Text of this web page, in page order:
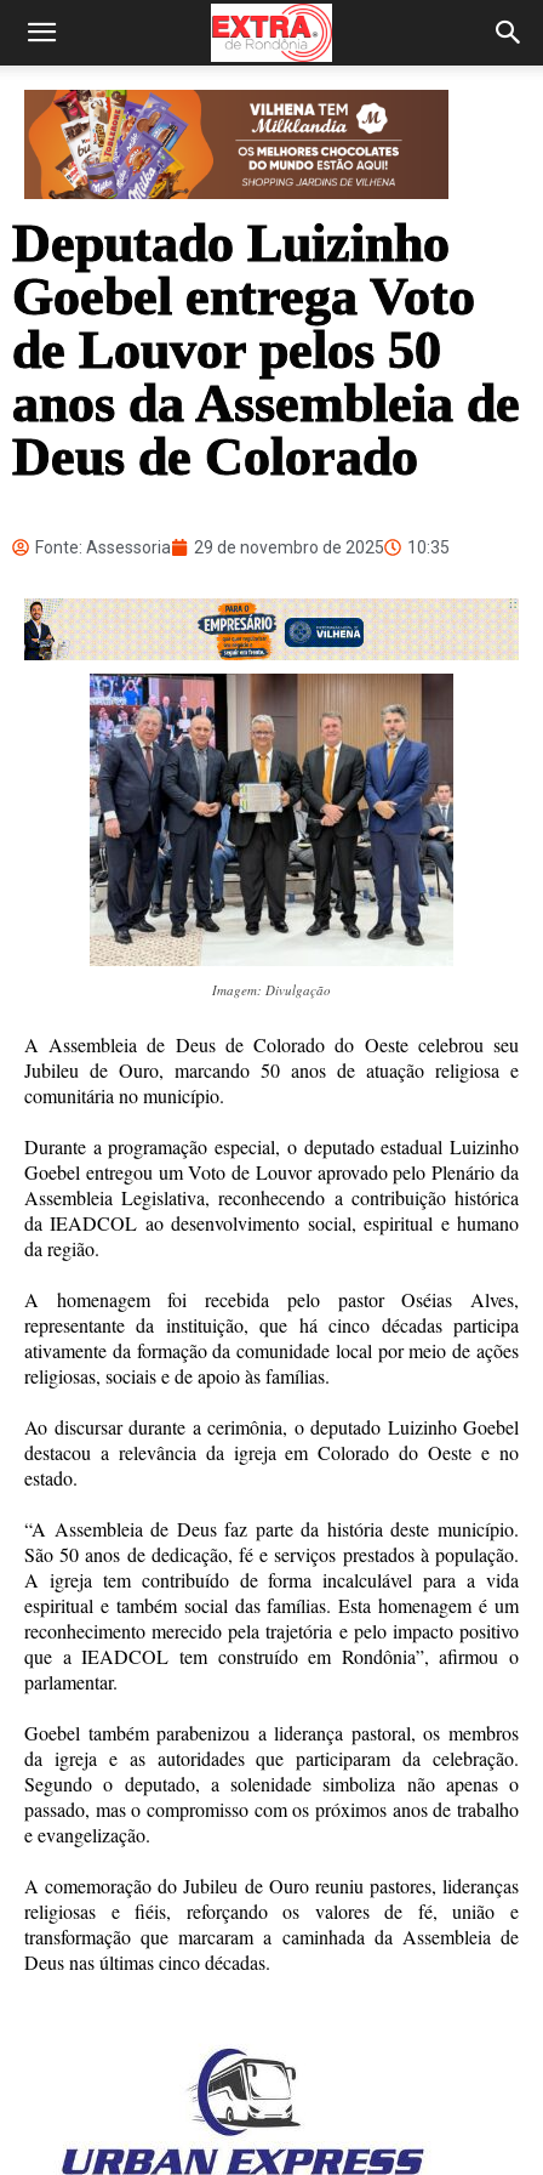
Deputado Luizinho
Goebel entrega Voto
de Louvor pelos 50
anos da Assembleia de
Deus de Colorado
Fonte: Assessoria 29 de novembro de 2025 10:35
Imagem: Divulgação
A Assembleia de Deus de Colorado do Oeste celebrou seu
Jubileu de Ouro, marcando 50 anos de atuação religiosa e
comunitária no município.
Durante a programação especial, o deputado estadual Luizinho
Goebel entregou um Voto de Louvor aprovado pelo Plenário da
Assembleia Legislativa, reconhecendo a contribuição histórica
da IEADCOL ao desenvolvimento social, espiritual e humano
da região.
A homenagem foi recebida pelo pastor Oséias Alves,
representante da instituição, que há cinco décadas participa
ativamente da formação da comunidade local por meio de ações
religiosas, sociais e de apoio às famílias.
Ao discursar durante a cerimônia, o deputado Luizinho Goebel
destacou a relevância da igreja em Colorado do Oeste e no
estado.
“A Assembleia de Deus faz parte da história deste município.
São 50 anos de dedicação, fé e serviços prestados à população.
A igreja tem contribuído de forma incalculável para a vida
espiritual e também social das famílias. Esta homenagem é um
reconhecimento merecido pela trajetória e pelo impacto positivo
que a IEADCOL tem construído em Rondônia”, afirmou o
parlamentar.
Goebel também parabenizou a liderança pastoral, os membros
da igreja e as autoridades que participaram da celebração.
Segundo o deputado, a solenidade simboliza não apenas o
passado, mas o compromisso com os próximos anos de trabalho
e evangelização.
A comemoração do Jubileu de Ouro reuniu pastores, lideranças
religiosas e fiéis, reforçando os valores de fé, união e
transformação que marcaram a caminhada da Assembleia de
Deus nas últimas cinco décadas.